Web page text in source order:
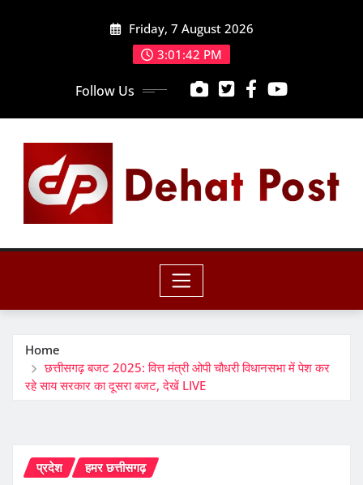
Friday, 7 August 2026
3:01:44 PM
Follow Us
Home
छत्तीसगढ़ बजट 2025: वित्त मंत्री ओपी चौधरी विधानसभा में पेश कर
रहे साय सरकार का दूसरा बजट, देखें LIVE
प्रदेश हमर छत्तीसगढ़